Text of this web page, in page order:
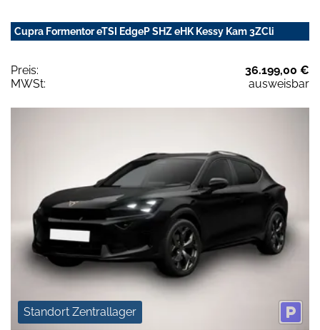
Cupra Formentor eTSI EdgeP SHZ eHK Kessy Kam 3ZCli
Preis:
36.199,00 €
MWSt:
ausweisbar
Standort Zentrallager